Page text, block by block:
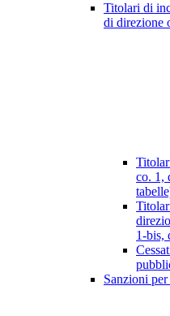
Titolari di
di direzione
co. 1,
1-bis,
Sanzioni